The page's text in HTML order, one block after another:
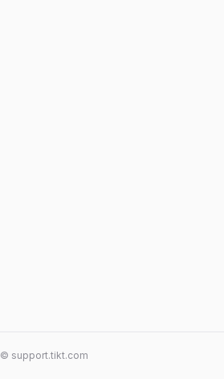
© support.tikt.com